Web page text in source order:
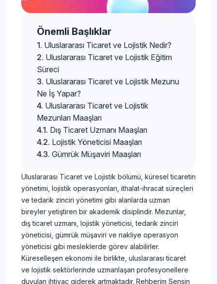
Önemli Başlıklar
Uluslararası Ticaret ve Lojistik Nedir?
Uluslararası Ticaret ve Lojistik Eğitim
Süreci
Uluslararası Ticaret ve Lojistik Mezunu
Ne İş Yapar?
Uluslararası Ticaret ve Lojistik
Mezunları Maaşları
Dış Ticaret Uzmanı Maaşları
Lojistik Yöneticisi Maaşları
Gümrük Müşaviri Maaşları
Uluslararası Ticaret ve Lojistik bölümü, küresel ticaretin
yönetimi, lojistik operasyonları, ithalat-ihracat süreçleri
ve tedarik zinciri yönetimi gibi alanlarda uzman
bireyler yetiştiren bir akademik disiplindir. Mezunlar,
dış ticaret uzmanı, lojistik yöneticisi, tedarik zinciri
yöneticisi, gümrük müşaviri ve nakliye operasyon
yöneticisi gibi mesleklerde görev alabilirler.
Küreselleşen ekonomi ile birlikte, uluslararası ticaret
ve lojistik sektörlerinde uzmanlaşan profesyonellere
duyulan ihtiyaç giderek artmaktadır. Rehberim Sensin